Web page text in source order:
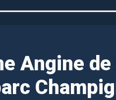
Angine